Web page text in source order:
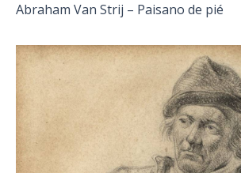
Abraham Van Strij – Paisano de pié